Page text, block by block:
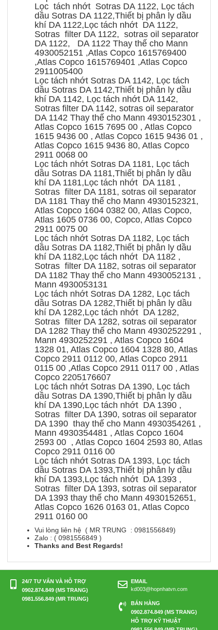
Lọc tách nhớt Sotras DA 1122, Lọc tách
dầu Sotras DA 1122,Thiết bị phân ly dầu
khí DA 1122,Lọc tách nhớt DA 1122,
Sotras filter DA 1122, sotras oil separator
DA 1122, DA 1122 Thay thế cho Mann
4930052151 ,Atlas Copco 1615769400
,Atlas Copco 1615769401 ,Atlas Copco
2911005400
Lọc tách nhớt Sotras DA 1142, Lọc tách
dầu Sotras DA 1142,Thiết bị phân ly dầu
khí DA 1142, Lọc tách nhớt DA 1142,
Sotras filter DA 1142, sotras oil separator
DA 1142 Thay thế cho Mann 4930152301 ,
Atlas Copco 1615 7695 00 , Atlas Copco
1615 9436 00 , Atlas Copco 1615 9436 01 ,
Atlas Copco 1615 9436 80, Atlas Copco
2911 0068 00
Lọc tách nhớt Sotras DA 1181, Lọc tách
dầu Sotras DA 1181,Thiết bị phân ly dầu
khí DA 1181,Lọc tách nhớt DA 1181 ,
Sotras filter DA 1181, sotras oil separator
DA 1181 Thay thế cho Mann 4930152321,
Atlas Copco 1604 0382 00, Atlas Copco,
Atlas 1605 0736 00, Copco, Atlas Copco
2911 0075 00
Lọc tách nhớt Sotras DA 1182, Lọc tách
dầu Sotras DA 1182,Thiết bị phân ly dầu
khí DA 1182,Lọc tách nhớt DA 1182 ,
Sotras filter DA 1182, sotras oil separator
DA 1182 Thay thế cho Mann 4930052131 ,
Mann 4930053131
Lọc tách nhớt Sotras DA 1282, Lọc tách
dầu Sotras DA 1282,Thiết bị phân ly dầu
khí DA 1282,Lọc tách nhớt DA 1282,
Sotras filter DA 1282, sotras oil separator
DA 1282 Thay thế cho Mann 4930252291 ,
Mann 4930252291 , Atlas Copco 1604
1328 01, Atlas Copco 1604 1328 80, Atlas
Copco 2911 0112 00, Atlas Copco 2911
0115 00 ,Atlas Copco 2911 0117 00 , Atlas
Copco 2205176607
Lọc tách nhớt Sotras DA 1390, Lọc tách
dầu Sotras DA 1390,Thiết bị phân ly dầu
khí DA 1390,Lọc tách nhớt DA 1390 ,
Sotras filter DA 1390, sotras oil separator
DA 1390 thay thế cho Mann 4930354261 ,
Mann 4930354481 , Atlas Copco 1604
2593 00 , Atlas Copco 1604 2593 80, Atlas
Copco 2911 0116 00
Lọc tách nhớt Sotras DA 1393, Lọc tách
dầu Sotras DA 1393,Thiết bị phân ly dầu
khí DA 1393,Lọc tách nhớt DA 1393 ,
Sotras filter DA 1393, sotras oil separator
DA 1393 thay thế cho Mann 4930152651,
Atlas Copco 1626 0163 01, Atlas Copco
2911 0160 00
Vui lòng liên hệ ( MR TRUNG : 0981556849)
Zalo : ( 0981556849 )
Thanks and Best Regards!
24/7 TƯ VẤN VÀ HỖ TRỢ
0902.874.849 (MS TRANG)
0981.556.849 (MR TRUNG)
EMAIL
kd003@hopnhatvn.com
BÁN HÀNG
0902.874.849 (MS TRANG)
HỖ TRỢ KỸ THUẬT